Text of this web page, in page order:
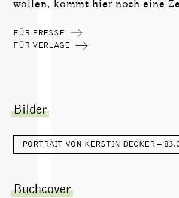
wollen, kommt hier noch eine
FÜR PRESSE
FÜR VERLAGE
Bilder
PORTRAIT VON KERSTIN DECKER –
Buchcover